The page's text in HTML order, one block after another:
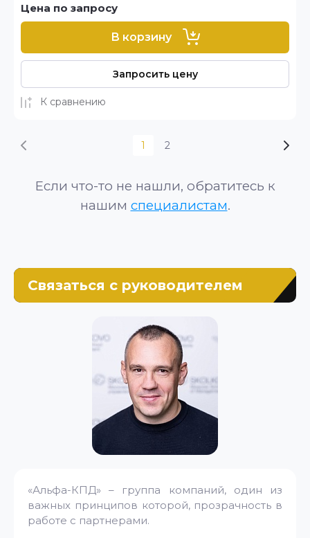
Цена по запросу
В корзину
Запросить цену
К сравнению
1 2
Если что-то не нашли, обратитесь к
нашим специалистам.
Связаться с руководителем
«Альфа-КПД» – группа компаний, один из
важных принципов которой, прозрачность в
работе с партнерами.